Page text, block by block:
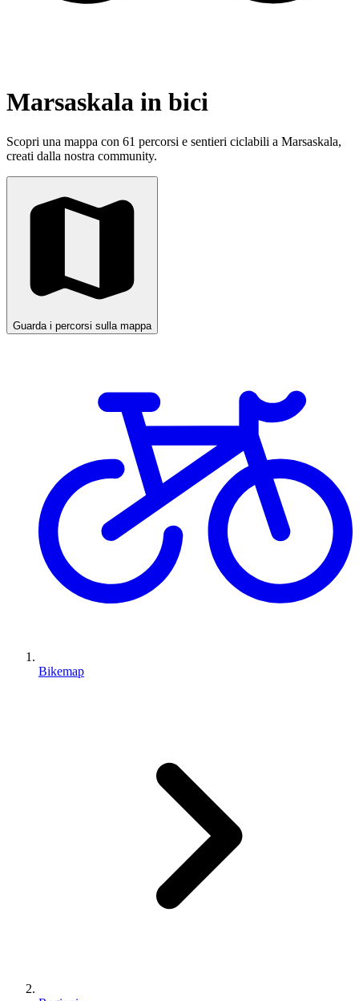
Marsaskala in bici
Scopri una mappa con 61 percorsi e sentieri ciclabili a Marsaskala,
creati dalla nostra community.
Guarda i percorsi sulla mappa
Bikemap